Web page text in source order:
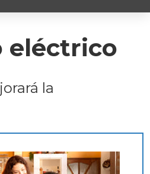
eléctrico
la